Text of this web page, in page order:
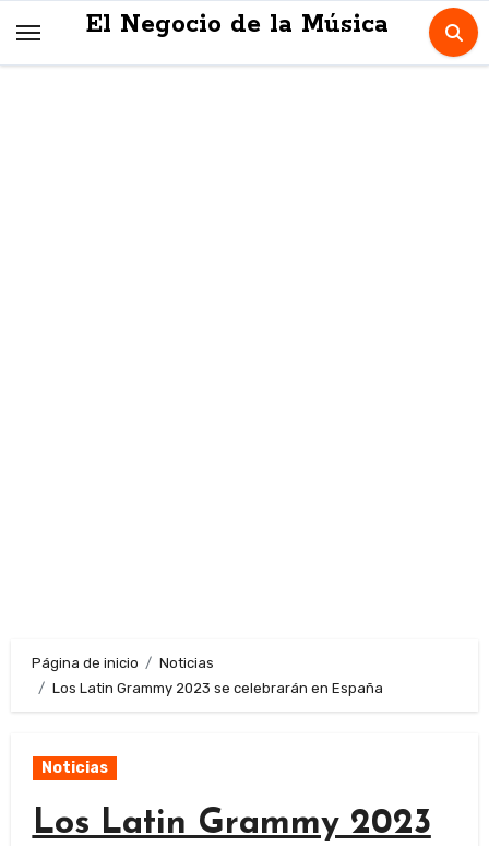
El Negocio de la Música
Página de inicio
Noticias
Los Latin Grammy 2023 se celebrarán en España
Noticias
Los Latin Grammy 2023